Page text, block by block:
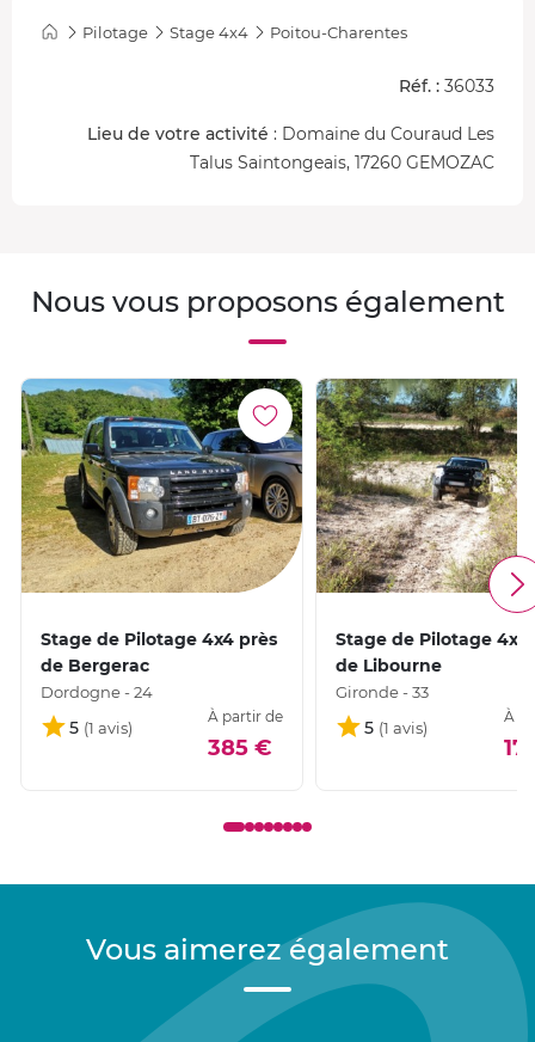
Franchissement de terrains : reliefs, creux, montées
répartition des charges et maintenir l’équilibre du
Pilotage Stage 4x4 Poitou-Charentes
Réf. : 36033
Lieu de votre activité : Domaine du Couraud Les
Talus Saintongeais, 17260 GEMOZAC
Nous vous proposons également
Stage de Pilotage 4x4 près
de Bergerac
Dordogne - 24
5
À partir de
385 €
Stage de Pilotage 4x4
de Libourne
Gironde - 33
5
À
Vous aimerez également